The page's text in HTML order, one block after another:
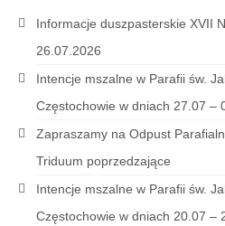
Historia
Duszpasterze
Kościół Rektoracki
Vademecum
Informacje duszpasterskie XVII
26.07.2026
Intencje mszalne w Parafii św.
Częstochowie w dniach 27.07 –
Zapraszamy na Odpust
Triduum poprzedzające
Intencje mszalne w Parafii św.
Częstochowie w dniach 20.07 –